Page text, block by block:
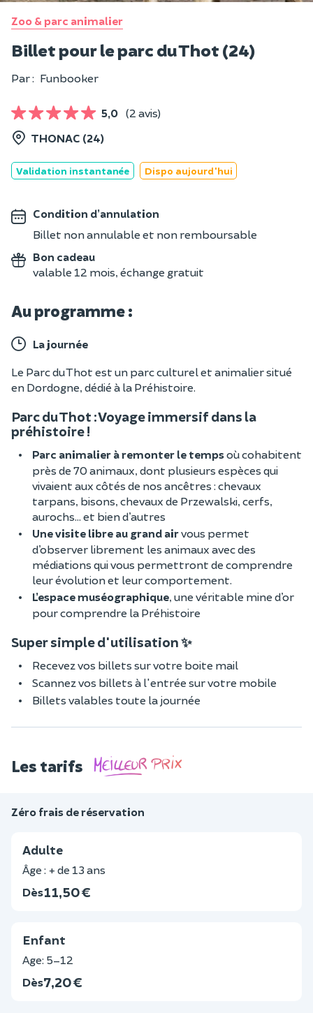
Zoo & parc animalier
Billet pour le parc du Thot (24)
Par : Funbooker
5,0 (2 avis)
THONAC (24)
Validation instantanée Dispo aujourd'hui
Condition d’annulation
Billet non annulable et non remboursable
Bon cadeau
valable 12 mois, échange gratuit
Au programme :
La journée
Le Parc du Thot est un parc culturel et animalier situé
en Dordogne, dédié à la Préhistoire.
Parc du Thot : Voyage immersif dans la
préhistoire !
Parc animalier à remonter le tempsoù cohabitent
près de 70 animaux, dont plusieurs espèces qui
vivaient aux côtés de nos ancêtres : chevaux
tarpans, bisons, chevaux de Przewalski, cerfs,
aurochs… et bien d’autres
Une visite libre au grand airvous permet
d’observer librement les animaux avec des
médiations qui vous permettront de comprendre
leur évolution et leur comportement.
L’espace muséographique, une véritable mine d’or
pour comprendre la Préhistoire
Super simple d'utilisation ✨
Recevez vos billets sur votre boite mail
Scannez vos billets à l'entrée sur votre mobile
Billets valables toute la journée
Les tarifs
Zéro frais de réservation
Adulte
Âge : + de 13 ans
Dès11,50 €
Enfant
Age: 5–12
Dès7,20 €